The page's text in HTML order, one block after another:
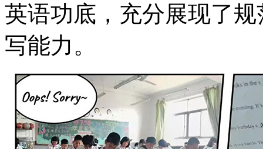
英语功底，充分展现了
写能力。